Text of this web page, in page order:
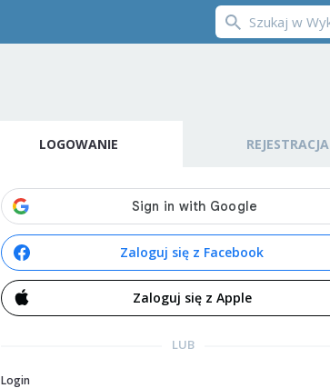
LOGOWANIE REJESTRACJA
Zaloguj się z Facebook
Zaloguj się z Apple
LUB
Login